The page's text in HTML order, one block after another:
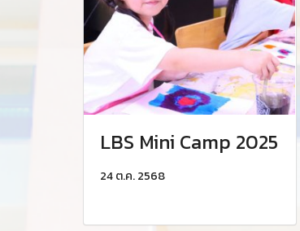
LBS Mini Camp 2025
24 ต.ค. 2568